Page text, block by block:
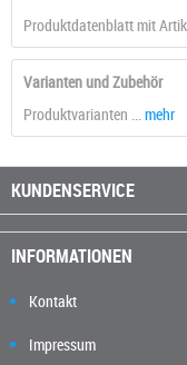
Produktdatenblatt mit
Varianten und Zubehör
Produktvarianten ... mehr
KUNDENSERVICE
INFORMATIONEN
Kontakt
Impressum